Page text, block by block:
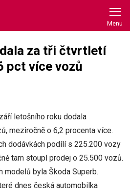
za tři čtvrtletí
pct více vozů
letošního roku dodala
meziročně o 6,2 procenta více.
dodávkách podílí s 225.200 vozy
tam stoupl prodej o 25.500 vozů.
modelů byla Škoda Superb.
dnes česká automobilka